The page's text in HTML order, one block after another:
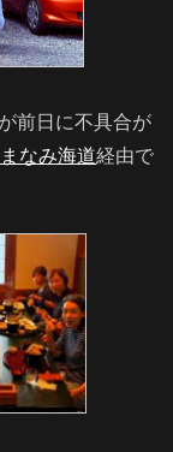
前日に不具合が
なみ海道経由で